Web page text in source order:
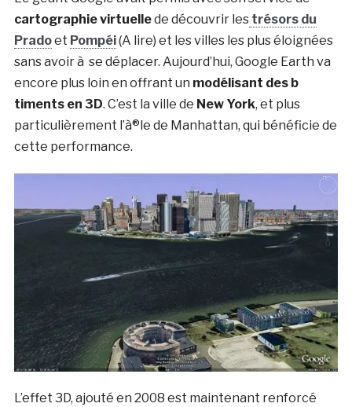
cartographie virtuellede découvrir lestrésors du
Pradoet Pompéi(A lire) et les villes les plus éloignées
sans avoir à se déplacer. Aujourd’hui, Google Earth va
encore plus loin en offrant un modélisant des b
timents en 3D. C’est la ville de New York, et plus
particulièrement l’à®le de Manhattan, qui bénéficie de
cette performance.
L’effet 3D, ajouté en 2008 est maintenant renforcé